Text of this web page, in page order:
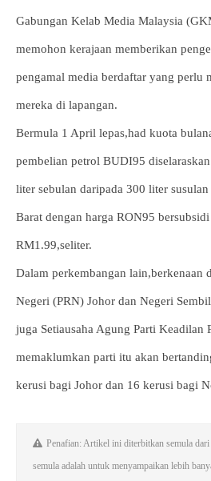
Gabungan Kelab Media Malaysia
memohon kerajaan memberikan
pengamal media berdaftar yang perlu
mereka di lapangan.
Bermula 1 April lepas,had kuota
pembelian petrol BUDI95
liter sebulan daripada 300 liter
Barat dengan harga RON95
RM1.99,seliter.
Dalam perkembangan lain,berkenaan
Negeri (PRN) Johor dan Negeri
juga Setiausaha Agung Parti Keadilan
memaklumkan parti itu akan
kerusi bagi Johor dan 16 kerusi bagi
Penafian: Artikel ini diterbitkan semula
semula adalah untuk menyampaikan lebih